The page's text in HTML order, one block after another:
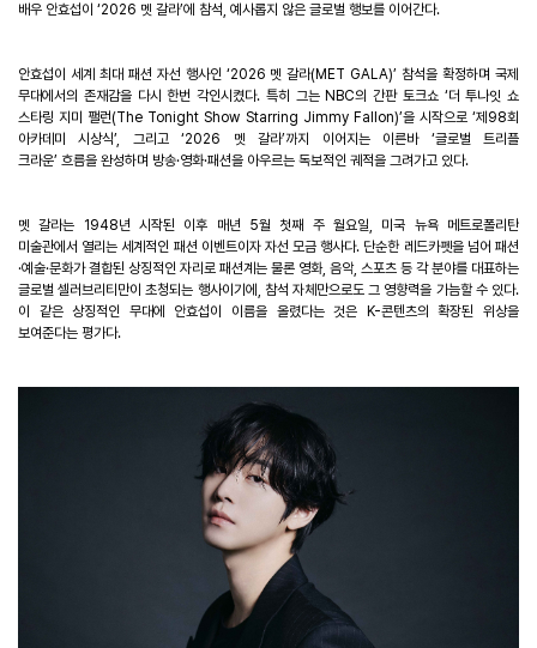
배우 안효섭이 ‘2026 멧 갈라’에 참석 예사롭지 않은 글로벌 행보를 이어간다.
안효섭이 세계 최대 패션 자선 행사인 ‘2026 멧 갈라(MET GALA)’ 참석을 확정하며 국제
무대에서의 존재감을 다시 한번 각인시켰다. 특히 그는NBC의 간판 토크쇼 ‘더 투나잇 쇼
스타링 지미 팰런(The Tonight Show Starring Jimmy Fallon)’을 시작으로‘제 98회
아카데미 시상식’ 그리고‘2026 멧 갈라’까지 이어지는 이른바 ‘글로벌 트리플
크라운’ 흐름을 완성하며 방송·영화·패션을 아우르는 독보적인 궤적을 그려가고 있다.
멧 갈라는 1948년 시작된 이후 매년 5월 첫째 주 월요일
미국 뉴욕 메트로폴리탄
미술관에서 열리는 세계적인 패션 이벤트이자 자선 모금 행사다. 단순한 레드카펫을 넘어 패션
·예술·문화가 결합된 상징적인 자리로 패션계는 물론 영화, 음악, 스포츠 등 각 분야를 대표하는
글로벌 셀러브리티만이 초청되는 행사이기에
참석 자체만으로도 그 영향력을 가늠할 수 있다.
이 같은 상징적인 무대에 안효섭이 이름을 올렸다는 것은 K-콘텐츠의 확장된 위상을
보여준다는 평가다.